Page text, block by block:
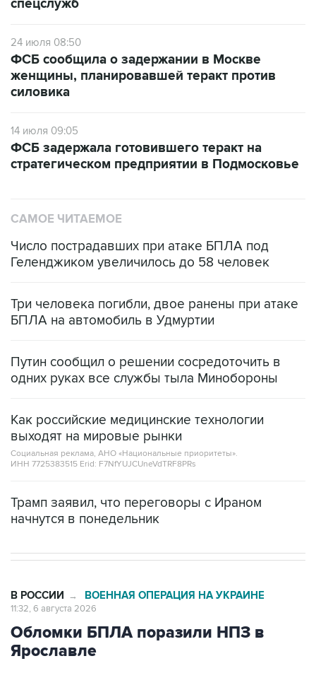
спецслужб
24 июля 08:50
ФСБ сообщила о задержании в Москве
женщины, планировавшей теракт против
силовика
14 июля 09:05
ФСБ задержала готовившего теракт на
стратегическом предприятии в Подмосковье
САМОЕ ЧИТАЕМОЕ
Число пострадавших при атаке БПЛА под
Геленджиком увеличилось до 58 человек
Три человека погибли, двое ранены при атаке
БПЛА на автомобиль в Удмуртии
Путин сообщил о решении сосредоточить в
одних руках все службы тыла Минобороны
Как российские медицинские технологии
выходят на мировые рынки
Социальная реклама, АНО «Национальные приоритеты».
ИНН 7725383515 Erid: F7NfYUJCUneVdTRF8PRs
Трамп заявил, что переговоры с Ираном
начнутся в понедельник
В РОССИИ → ВОЕННАЯ ОПЕРАЦИЯ НА УКРАИНЕ
11:32, 6 августа 2026
Обломки БПЛА поразили НПЗ в
Ярославле